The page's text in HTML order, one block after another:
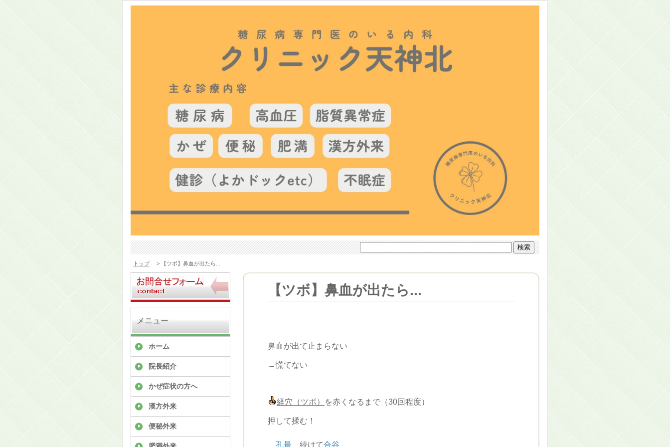
トップ > 【ツボ】鼻血が出たら...
メニュー
ホーム
院長紹介
かぜ症状の方へ
漢方外来
便秘外来
【ツボ】鼻血が出たら...
鼻血が出て止まらない
→慌てない
経穴（ツボ） を赤くなるまで（30回程度）
押して揉む！
孔最 、続けて合谷